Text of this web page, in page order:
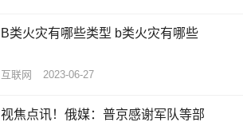
B类火灾有哪些类型 b类火灾有哪些
互联网 2023-06-27
视焦点讯！俄媒：普京感谢军队等部